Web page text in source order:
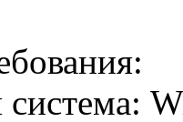
система: